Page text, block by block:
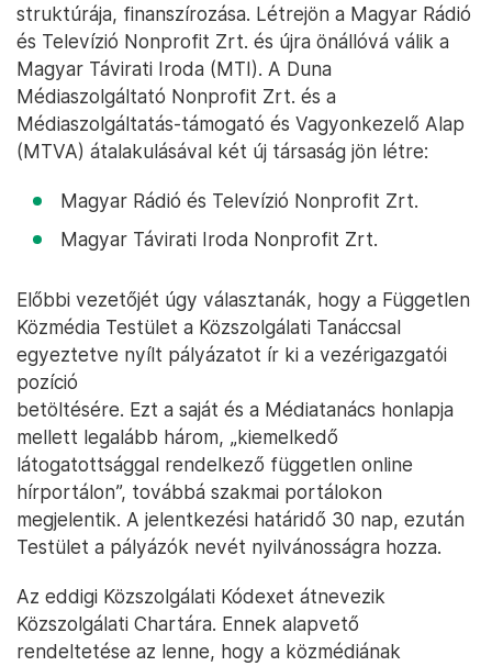
struktúrája, finanszírozása. Létrejön a Magyar Rádió
és Televízió Nonprofit Zrt. és újra önállóvá válik a
Magyar Távirati Iroda (MTI). A Duna
Médiaszolgáltató Nonprofit Zrt. és a
Médiaszolgáltatás-támogató és Vagyonkezelő Alap
(MTVA) átalakulásával két új társaság jön létre:
Magyar Rádió és Televízió Nonprofit Zrt.
Magyar Távirati Iroda Nonprofit Zrt.
Előbbi vezetőjét úgy választanák, hogy a Független
Közmédia Testület a Közszolgálati Tanáccsal
egyeztetve nyílt pályázatot ír ki a vezérigazgatói
pozíció
betöltésére. Ezt a saját és a Médiatanács honlapja
mellett legalább három, „kiemelkedő
látogatottsággal rendelkező független online
hírportálon”, továbbá szakmai portálokon
megjelentik. A jelentkezési határidő 30 nap, ezután
Testület a pályázók nevét nyilvánosságra hozza.
Az eddigi Közszolgálati Kódexet átnevezik
Közszolgálati Chartára. Ennek alapvető
rendeltetése az lenne, hogy a közmédiának